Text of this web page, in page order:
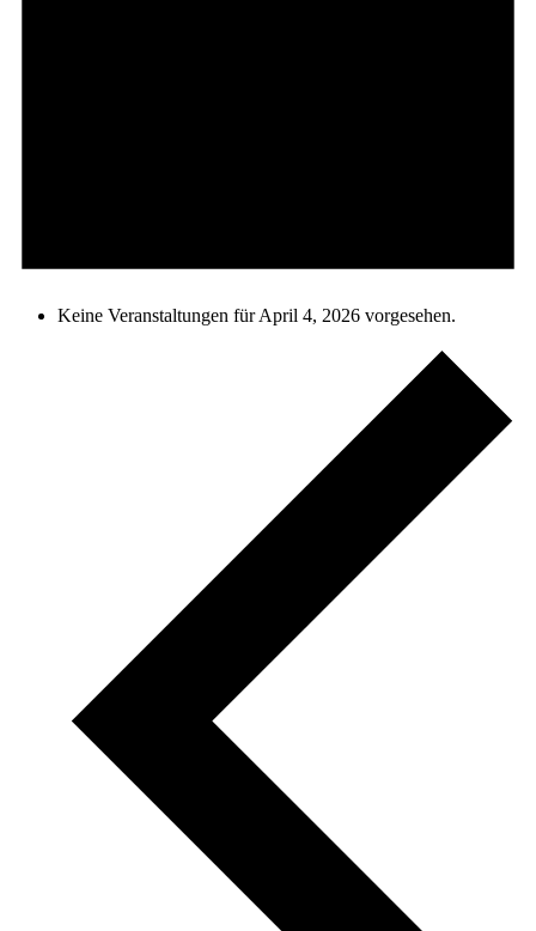
Keine Veranstaltungen für April 4, 2026 vorgesehen.